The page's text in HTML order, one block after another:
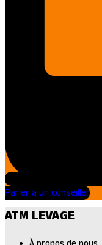
Parler à un conseiller
ATM LEVAGE